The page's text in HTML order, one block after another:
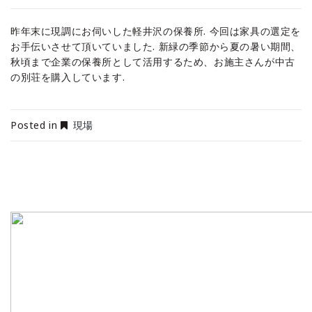
昨年末に現調にお伺いした軽井沢の保養所. 今回は家具の選定を
お手伝いさせて頂いていました. 新緑の季節から夏の暑い期間、
秋頃まで企業の保養所として活用するため、お施主さんが中古
の別荘を購入しています.
Posted in 現場